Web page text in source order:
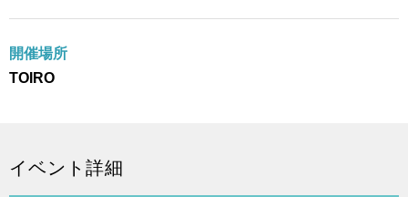
開催場所
TOIRO
イベント詳細